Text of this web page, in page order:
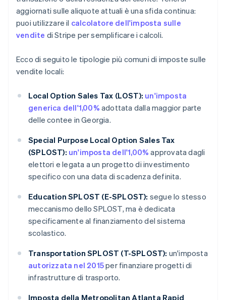
aggiornati sulle aliquote attuali è una sfida continua:
puoi utilizzare il calcolatore dell'imposta sulle
vendite di Stripe per semplificare i calcoli.
Ecco di seguito le tipologie più comuni di imposte sulle
vendite locali:
Local Option Sales Tax (LOST): un'imposta
generica dell'1,00% adottata dalla maggior parte
delle contee in Georgia.
Special Purpose Local Option Sales Tax
(SPLOST): un'imposta dell'1,00% approvata dagli
elettori e legata a un progetto di investimento
specifico con una data di scadenza definita.
Education SPLOST (E-SPLOST): segue lo stesso
meccanismo dello SPLOST, ma è dedicata
specificamente al finanziamento del sistema
scolastico.
Transportation SPLOST (T-SPLOST): un'imposta
autorizzata nel 2015per finanziare progetti di
infrastrutture di trasporto.
Imposta della Metropolitan Atlanta Rapid